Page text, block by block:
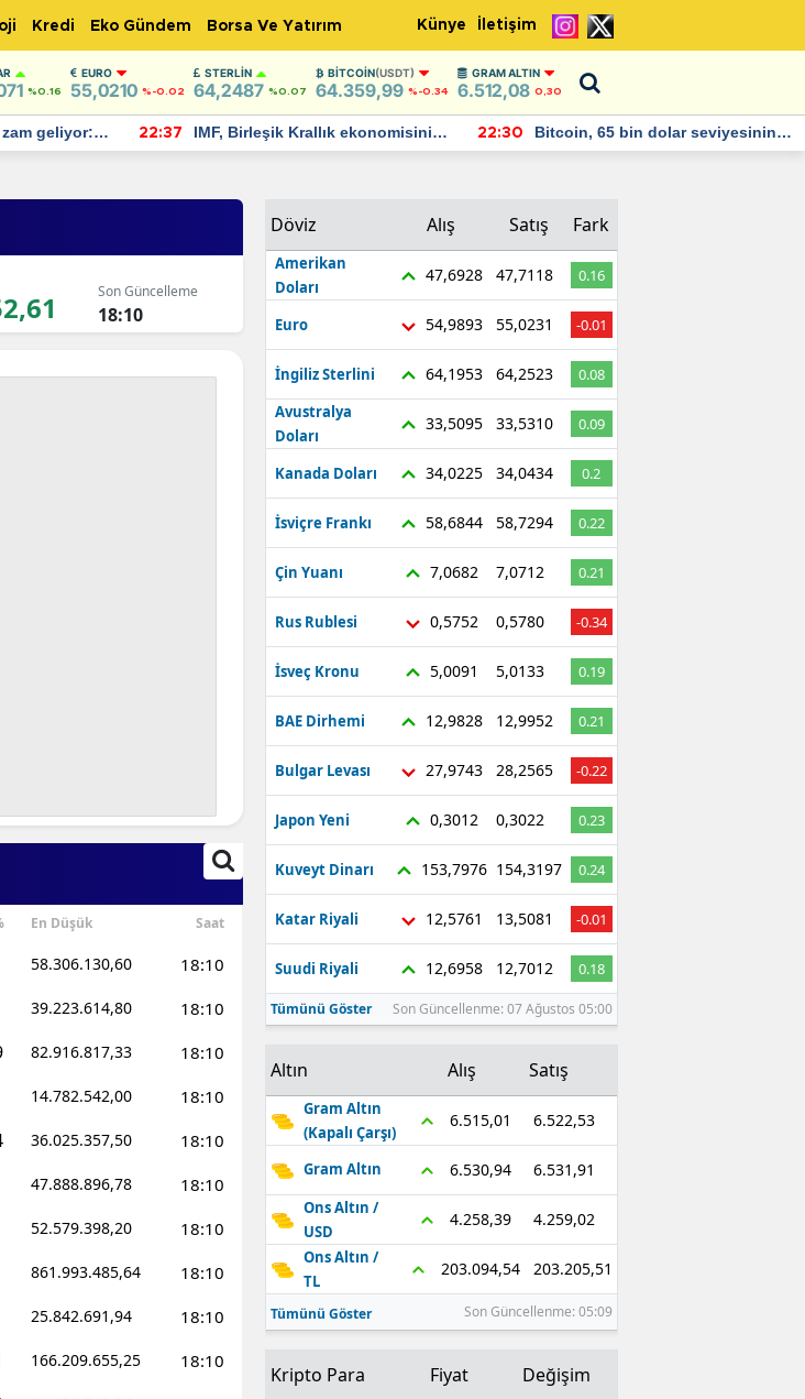
Kredi Eko Gündem Borsa Ve Yatırım Künye İletişim
%0.16
EURO
55,0210 %-0.02
STERLIN
64,2487 %0.07
BITCOIN(USDT)
64.359,99 %-0.34
GRAM ALTIN
6.512,08 0,30
ekonomisinin
22:30
Bitcoin, 65 bin dolar seviyesinin
altına düştü...
22:26
2026 Haziran Ayında Bütçe Artışı
Yaşandı
Son Güncelleme
18:10
En Düşük Saat
58.306.130,60 18:10
39.223.614,80 18:10
82.916.817,33 18:10
14.782.542,00 18:10
36.025.357,50 18:10
47.888.896,78 18:10
52.579.398,20 18:10
861.993.485,64 18:10
25.842.691,94 18:10
166.209.655,25 18:10
Döviz Alış Satış Fark
Amerikan
Doları
47,6928 47,7118 0.16
Euro 54,9893 55,0231 -0.01
İngiliz Sterlini 64,1953 64,2523
0.08
Avustralya
Doları
33,5095 33,5310 0.09
Kanada Doları 34,0225 34,0434 0.2
İsviçre Frankı 58,6844 58,7294 0.22
Çin Yuanı 7,0682 7,0712 0.21
Rus Rublesi 0,5752 0,5780 -0.34
İsveç Kronu 5,0091 5,0133 0.19
BAE Dirhemi 12,9828 12,9952 0.21
Bulgar Levası 27,9743 28,2565 -0.22
Japon Yeni 0,3012 0,3022 0.23
Kuveyt Dinarı 153,7976 154,3197 0.24
Katar Riyali 12,5761 13,5081 -0.01
Suudi Riyali 12,6958 12,7012 0.18
Tümünü Göster Son Güncellenme: 07 Ağustos 05:00
Altın Alış Satış
Gram Altın
(Kapalı Çarşı)
6.515,01 6.522,53
Gram Altın 6.530,94 6.531,91
Ons Altın /
USD
4.258,39 4.259,02
Ons Altın /
TL
203.094,54 203.205,51
Tümünü Göster Son Güncellenme: 05:09
Kripto Para Fiyat Değişim